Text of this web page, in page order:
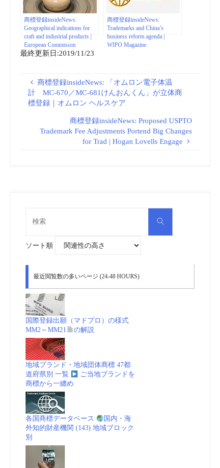
商標登録insideNews:
Geographical indications for
craft and industrial products |
European Commisson
商標登録insideNews:
Trademarks and China’s
business reform agenda |
WIPO Magazine
最終更新日:2019/11/23
商標登録insideNews: 「オムロン電子体温
計 MC-670／MC-681けんおんくん」が立体商
標登録｜オムロン ヘルスケア
商標登録insideNews: Proposed USPTO
Trademark Fee Adjustments Portend Big Changes
for Trad | Hogan Lovells Engage
検
ソート順
最近閲覧数の多いページ (24-48 HOURS)
国際登録出願（マドプロ）の様式
MM2～MM21
の解説
地域ブランド・地域団体商標 47都
道府県別 一覧
ご当地ブランドを
商標から一纏め
各国商標データベース
国内・海
外知的財産機関 (143) 地域ブロック
別